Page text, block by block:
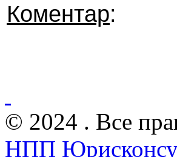
Коментар:
© 2024 . Все
НПП